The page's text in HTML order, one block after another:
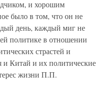
и хорошим
было в том, что он не
день, каждый миг не
политике в отношении
страстей и
Китай и их политические
жизни П.П.